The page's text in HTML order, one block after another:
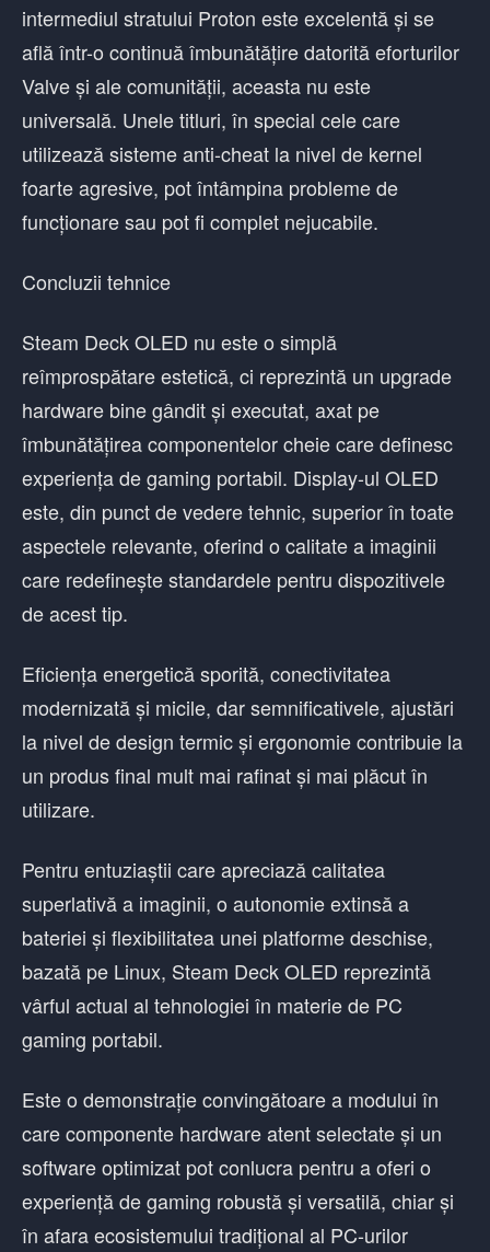
intermediul stratului Proton este excelentă și se
află într-o continuă îmbunătățire datorită eforturilor
Valve și ale comunității, aceasta nu este
universală. Unele titluri, în special cele care
utilizează sisteme anti-cheat la nivel de kernel
foarte agresive, pot întâmpina probleme de
funcționare sau pot fi complet nejucabile.
Concluzii tehnice
Steam Deck OLED nu este o simplă
reîmprospătare estetică, ci reprezintă un upgrade
hardware bine gândit și executat, axat pe
îmbunătățirea componentelor cheie care definesc
experiența de gaming portabil. Display-ul OLED
este, din punct de vedere tehnic, superior în toate
aspectele relevante, oferind o calitate a imaginii
care redefinește standardele pentru dispozitivele
de acest tip.
Eficiența energetică sporită, conectivitatea
modernizată și micile, dar semnificativele, ajustări
la nivel de design termic și ergonomie contribuie la
un produs final mult mai rafinat și mai plăcut în
utilizare.
Pentru entuziaștii care apreciază calitatea
superlativă a imaginii, o autonomie extinsă a
bateriei și flexibilitatea unei platforme deschise,
bazată pe Linux, Steam Deck OLED reprezintă
vârful actual al tehnologiei în materie de PC
gaming portabil.
Este o demonstrație convingătoare a modului în
care componente hardware atent selectate și un
software optimizat pot conlucra pentru a oferi o
experiență de gaming robustă și versatilă, chiar și
în afara ecosistemului tradițional al PC-urilor